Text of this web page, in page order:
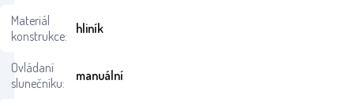
Materiál
konstrukce:
hliník
Ovládaní
slunečníku:
manuální